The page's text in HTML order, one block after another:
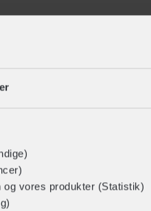
og vores produkter (Statistik)